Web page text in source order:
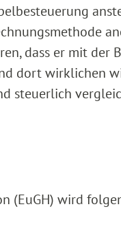
dass er mit der
dort wirklichen
steuerlich
(EuGH) wird